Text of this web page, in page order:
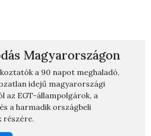
Magyarországon
a 90 napot meghaladó,
idejű magyarországi
az EGT-állampolgárok, a
a harmadik országbeli
részére.